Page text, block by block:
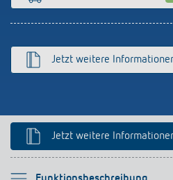
Anfahrt
Jetzt weitere
Jetzt weitere